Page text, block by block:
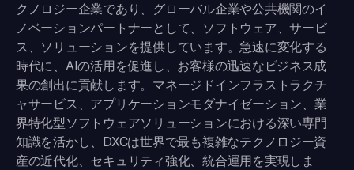
クノロジー企業であり、グローバル企業や公共機関のイ
ノベーションパートナーとして、ソフトウェア、サービ
ス、ソリューションを提供しています。急速に変化する
時代に、AIの活用を促進し、お客様の迅速なビジネス成
果の創出に貢献します。マネージドインフラストラクチ
ャサービス、アプリケーションモダナイゼーション、業
界特化型ソフトウェアソリューションにおける深い専門
知識を活かし、DXCは世界で最も複雑なテクノロジー資
産の近代化、セキュリティ強化、統合運用を実現しま